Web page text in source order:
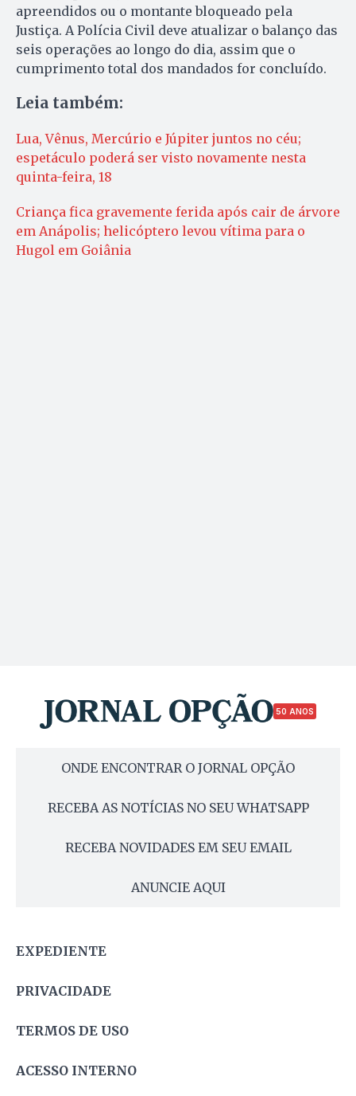
apreendidos ou o montante bloqueado pela
Justiça. A Polícia Civil deve atualizar o balanço das
seis operações ao longo do dia, assim que o
cumprimento total dos mandados for concluído.
Leia também:
Lua, Vênus, Mercúrio e Júpiter juntos no céu;
espetáculo poderá ser visto novamente nesta
quinta-feira, 18
Criança fica gravemente ferida após cair de árvore
em Anápolis; helicóptero levou vítima para o
Hugol em Goiânia
50 ANOS
ONDE ENCONTRAR O JORNAL OPÇÃO
RECEBA AS NOTÍCIAS NO SEU WHATSAPP
RECEBA NOVIDADES EM SEU EMAIL
ANUNCIE AQUI
EXPEDIENTE
PRIVACIDADE
TERMOS DE USO
ACESSO INTERNO